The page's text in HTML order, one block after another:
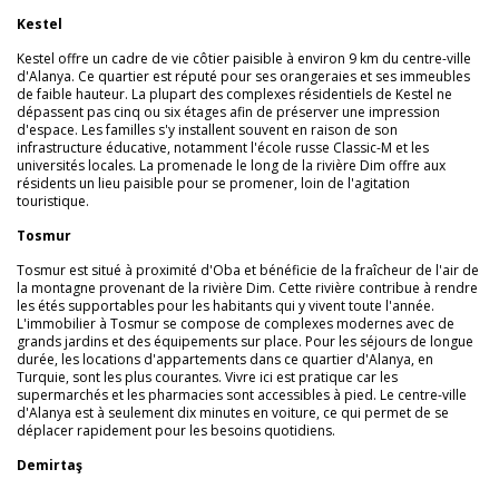
Kestel
Kestel offre un cadre de vie côtier paisible à environ 9 km du centre-ville
d'Alanya. Ce quartier est réputé pour ses orangeraies et ses immeubles
de faible hauteur. La plupart des complexes résidentiels de Kestel ne
dépassent pas cinq ou six étages afin de préserver une impression
d'espace. Les familles s'y installent souvent en raison de son
infrastructure éducative, notamment l'école russe Classic-M et les
universités locales. La promenade le long de la rivière Dim offre aux
résidents un lieu paisible pour se promener, loin de l'agitation
touristique.
Tosmur
Tosmur est situé à proximité d'Oba et bénéficie de la fraîcheur de l'air de
la montagne provenant de la rivière Dim. Cette rivière contribue à rendre
les étés supportables pour les habitants qui y vivent toute l'année.
L'immobilier à Tosmur se compose de complexes modernes avec de
grands jardins et des équipements sur place. Pour les séjours de longue
durée, les locations d'appartements dans ce quartier d'Alanya, en
Turquie, sont les plus courantes. Vivre ici est pratique car les
supermarchés et les pharmacies sont accessibles à pied. Le centre-ville
d'Alanya est à seulement dix minutes en voiture, ce qui permet de se
déplacer rapidement pour les besoins quotidiens.
Demirtaş